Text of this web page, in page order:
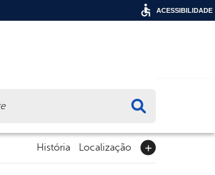
História Localização
ACESSIBILIDADE